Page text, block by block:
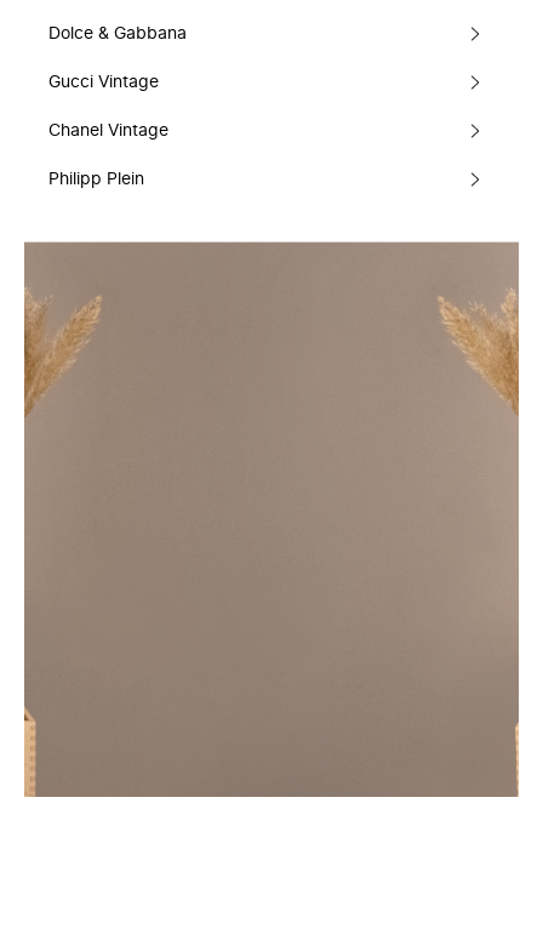
Dolce & Gabbana
Gucci Vintage
Chanel Vintage
Philipp Plein